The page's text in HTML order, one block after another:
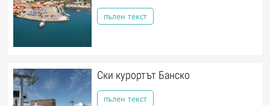
пълен текст
Ски курортът Банско
пълен текст